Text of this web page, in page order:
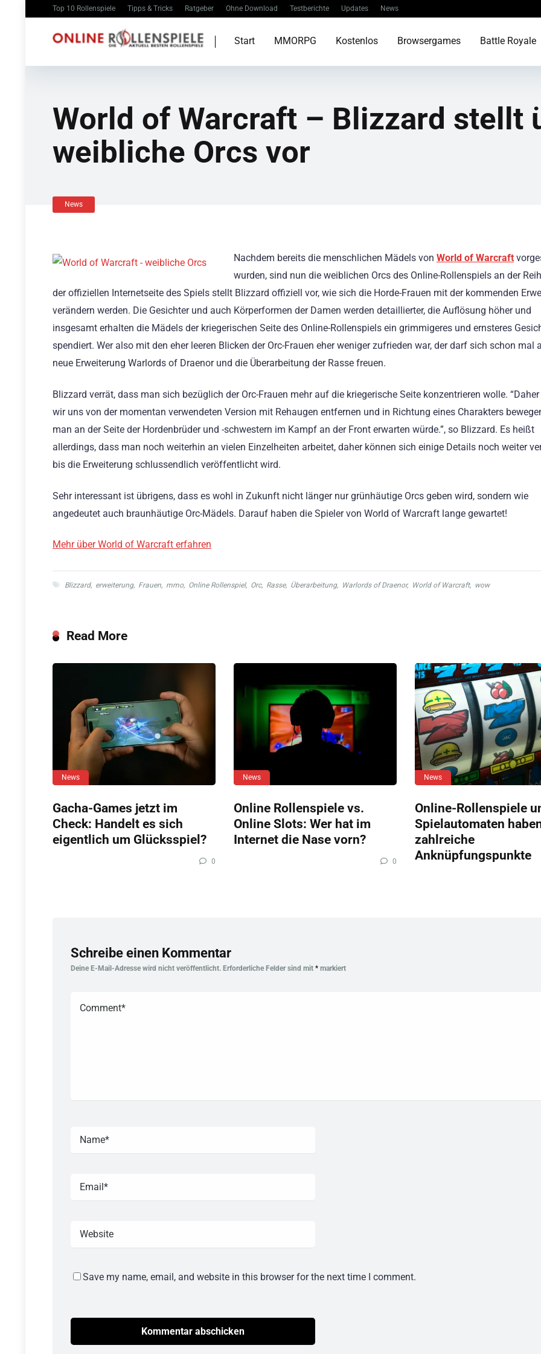
Top 10 Rollenspiele Tipps & Tricks Ratgeber Ohne Download Testberichte Updates News
Start MMORPG Kostenlos Browsergames Battle Royale
World of Warcraft – Blizzard stellt
weibliche Orcs vor
News
Nachdem bereits die menschlichen Mädels von World of Warcraft
wurden, sind nun die weiblichen Orcs des Online-Rollenspiels an der
der offiziellen Internetseite des Spiels stellt Blizzard offiziell vor, wie sich die Horde-Frauen mit der kommenden
verändern werden. Die Gesichter und auch Körperformen der Damen werden detaillierter, die Auflösung höher und
insgesamt erhalten die Mädels der kriegerischen Seite des Online-Rollenspiels ein grimmigeres und ernsteres
spendiert. Wer also mit den eher leeren Blicken der Orc-Frauen eher weniger zufrieden war, der darf sich schon mal
neue Erweiterung Warlords of Draenor und die Überarbeitung der Rasse freuen.
Blizzard verrät, dass man sich bezüglich der Orc-Frauen mehr auf die kriegerische Seite konzentrieren wolle.
wir uns von der momentan verwendeten Version mit Rehaugen entfernen und in Richtung eines Charakters
man an der Seite der Hordenbrüder und -schwestern im Kampf an der Front erwarten würde.”, so Blizzard. Es heißt
allerdings, dass man noch weiterhin an vielen Einzelheiten arbeitet, daher können sich einige Details noch weiter
bis die Erweiterung schlussendlich veröffentlicht wird.
Sehr interessant ist übrigens, dass es wohl in Zukunft nicht länger nur grünhäutige Orcs geben wird, sondern wie
angedeutet auch braunhäutige Orc-Mädels. Darauf haben die Spieler von World of Warcraft lange gewartet!
Mehr über World of Warcraft erfahren
Blizzard, erweiterung, Frauen, mmo, Online Rollenspiel, Orc, Rasse, Überarbeitung, Warlords of Draenor, World of Warcraft, wow
Read More
News
Gacha-Games jetzt im
Check: Handelt es sich
eigentlich um Glücksspiel?
0
News
Online Rollenspiele vs.
Online Slots: Wer hat im
Internet die Nase vorn?
0
News
Online-Rollenspiele
Spielautomaten
zahlreiche
Anknüpfungspunkte
Schreibe einen Kommentar
Deine E-Mail-Adresse wird nicht veröffentlicht. Erforderliche Felder sind mit * markiert
Save my name, email, and website in this browser for the next time I comment.